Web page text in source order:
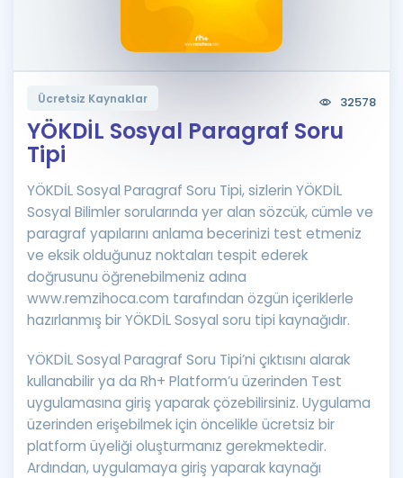
Puan Hesaplama
Rehberlik Aracı
ÖSYM Sınav Takvimi
Kampanyalar
Blog
İngilizce Gramer
Kariyer
Ücretsiz Kaynaklar 32578
YÖKDİL Sosyal Paragraf Soru
Tipi
YÖKDİL Sosyal Paragraf Soru Tipi, sizlerin YÖKDİL
Sosyal Bilimler sorularında yer alan sözcük, cümle ve
paragraf yapılarını anlama becerinizi test etmeniz
ve eksik olduğunuz noktaları tespit ederek
doğrusunu öğrenebilmeniz adına
www.remzihoca.com tarafından özgün içeriklerle
hazırlanmış bir YÖKDİL Sosyal soru tipi kaynağıdır.
YÖKDİL Sosyal Paragraf Soru Tipi’ni çıktısını alarak
kullanabilir ya da Rh+ Platform’u üzerinden Test
uygulamasına giriş yaparak çözebilirsiniz. Uygulama
üzerinden erişebilmek için öncelikle ücretsiz bir
platform üyeliği oluşturmanız gerekmektedir.
Ardından, uygulamaya giriş yaparak kaynağı